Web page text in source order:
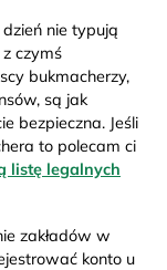
nie typują
czymś
bukmacherzy,
są jak
bezpieczna. Jeśli
to polecam ci
listę legalnych
zakładów w
konto u